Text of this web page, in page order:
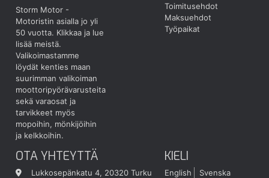
Storm Motor -
Motoristin asialla jo yli
50 vuotta. Klikkaa ja lue
lisää meistä.
Valikoimastamme
löydät kenties maan
suurimman valikoiman
moottoripyörävarusteita
sekä varaosat ja
tarvikkeet myös
mopoihin, mönkijöihin
ja kelkkoihin.
Toimitusehdot
Maksuehdot
Työpaikat
OTA YHTEYTTÄ
Lukkosepänkatu 4, 20320 Turku
KIELI
English Svenska